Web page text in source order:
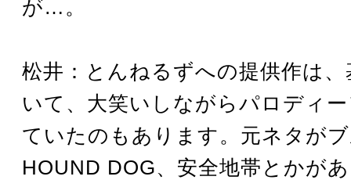
が…。
松井：とんねるずへの提供作は
いて、大笑いしながらパロディ
ていたのもあります。元ネタが
HOUND DOG、安全地帯とかが